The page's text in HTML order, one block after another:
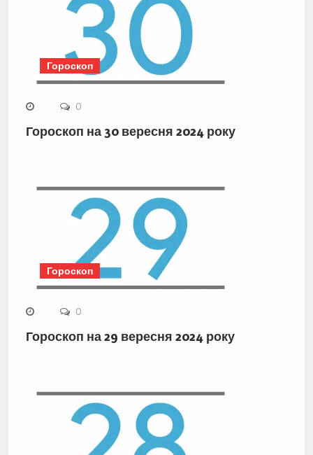
Гороскоп
0
Гороскоп на 30 вересня 2024 року
Гороскоп
0
Гороскоп на 29 вересня 2024 року